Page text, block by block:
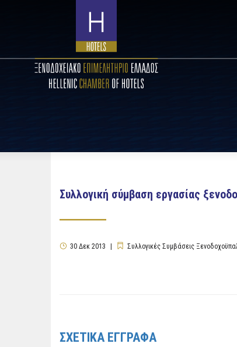
Συλλογική σύμβαση εργασίας
30 Δεκ 2013 Συλλογικές Συμβάσεις
ΣΧΕΤΙΚΑ ΕΓΓΡΑΦΑ